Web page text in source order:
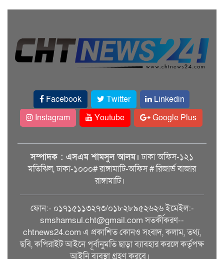
Facebook Twitter
Linkedin
Instagram
Youtube Google Plus
সম্পাদক : এসএম শামসুল আলম। ঢাকা অফিস-১২১
মতিঝিল, ঢাকা-১০০০# রাঙ্গামাটি-অফিস # রিজার্ভ বাজার
রাঙ্গামাটি।
ফোন:- ০১৭১৫১১৩২৭৩/০১৮২৮৯৫২৬২৬ ইমেইল:-
smshamsul.cht@gmail.com সতর্কীকরণ--
chtnews24.com এ প্রকাশিত কোনও সংবাদ, কলাম, তথ্য,
ছবি, কপিরাইট আইনে পূর্বানুমতি ছাড়া ব্যাবহার করলে কর্তৃপক্ষ
আইনি ব্যবস্থা গ্রহণ করবে।